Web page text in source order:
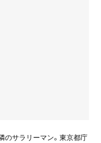
のサラリーマン。東京都庁